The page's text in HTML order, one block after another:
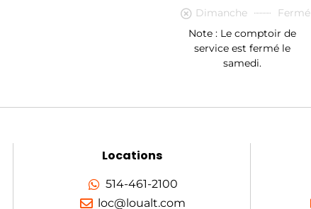
Dimanche
Fermé
Note : Le comptoir de
service est fermé le
samedi.
Locations
514-461-2100
loc@loualt.com